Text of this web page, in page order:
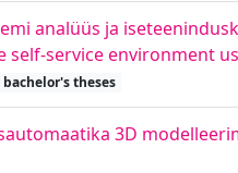
analüüs ja
self-service environment
bachelor's theses
3D